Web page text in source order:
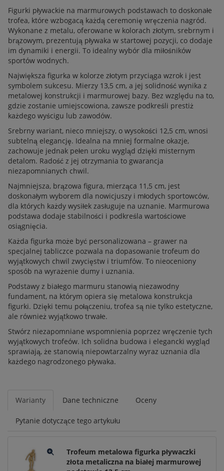
Figurki pływackie na marmurowych podstawach to doskonałe
trofea, które wzbogacą każdą ceremonię wręczenia nagród.
Wykonane z metalu, oferowane w kolorach złotym, srebrnym i
brązowym, prezentują pływaka w startowej pozycji, co dodaje
im dynamiki i energii. To idealny wybór dla miłośników
sportów wodnych.
Największa figurka w kolorze złotym przyciąga wzrok i jest
symbolem sukcesu. Mierzy 13,5 cm, a jej solidność wynika z
metalowej konstrukcji i marmurowej bazy. Bez względu na to,
gdzie zostanie umiejscowiona, zawsze podkreśli prestiż
każdego wyścigu lub zawodów.
Srebrny wariant, nieco mniejszy, o wysokości 12,5 cm, wnosi
subtelną elegancję. Idealna na mniej formalne okazje,
zachowuje jednak pełen uroku wygląd dzięki misternym
detalom. Radość z jej otrzymania to gwarancja
niezapomnianych chwil.
Najmniejsza, brązowa figura, mierząca 11,5 cm, jest
doskonałym wyborem dla nowicjuszy i młodych sportowców,
dla których każdy wysiłek zasługuje na uznanie. Marmurowa
podstawa dodaje stabilności i podkreśla wartościowe
osiągnięcia.
Każda figurka może być personalizowana – grawer na
specjalnej tabliczce pozwala na dopasowanie trofeum do
wyjątkowych chwil zwycięstw i triumfów. To nieoceniony
sposób na wyrażenie dumy i uznania.
Podstawy z białego marmuru stanowią niezawodny
fundament, na którym opiera się metalowa konstrukcja
figurki. Dzięki temu połączeniu, trofea są nie tylko estetyczne,
ale również wyjątkowo trwałe.
Stwórz niezapomniane wspomnienia poprzez wręczenie tych
wyjątkowych trofeów. Ich solidna budowa i elegancki wygląd
sprawiają, że stanowią niepowtarzalny wyraz uznania dla
każdego nagrodzonego pływaka.
Warianty Dane techniczne Oceny
Pytanie dotyczące tego artykułu
Trofeum metalowa figurka pływaczki
złota metaliczna na białej marmurowej